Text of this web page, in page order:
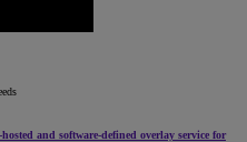
and software-defined overlay service for